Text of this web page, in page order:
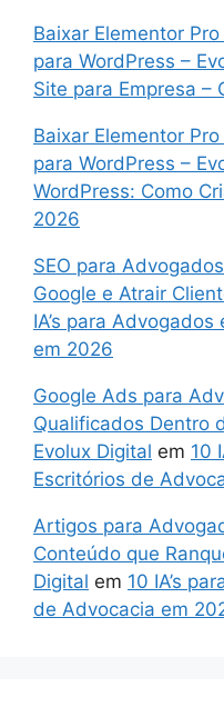
Baixar Elementor
para WordPress –
Site para Empresa –
Baixar Elementor
para WordPress –
WordPress: Como
2026
SEO para
Google e Atrair
IA’s para
em 2026
Google Ads para
Qualificados Dentro
Evolux Digital em 10
Escritórios de
Artigos para
Conteúdo que
Digital em 10 IA’s
de Advocacia em